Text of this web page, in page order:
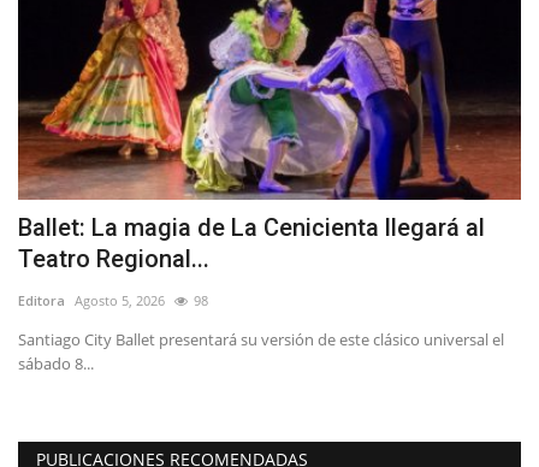
Ballet: La magia de La Cenicienta llegará al
Teatro Regional...
Editora Agosto 5, 2026 98
Santiago City Ballet presentará su versión de este clásico universal el
sábado 8...
PUBLICACIONES RECOMENDADAS